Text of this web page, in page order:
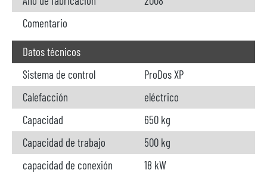
Comentario
Datos técnicos
Sistema de control
ProDos XP
Calefacción
eléctrico
Capacidad
650 kg
Capacidad de trabajo
500 kg
capacidad de conexión
18 kW